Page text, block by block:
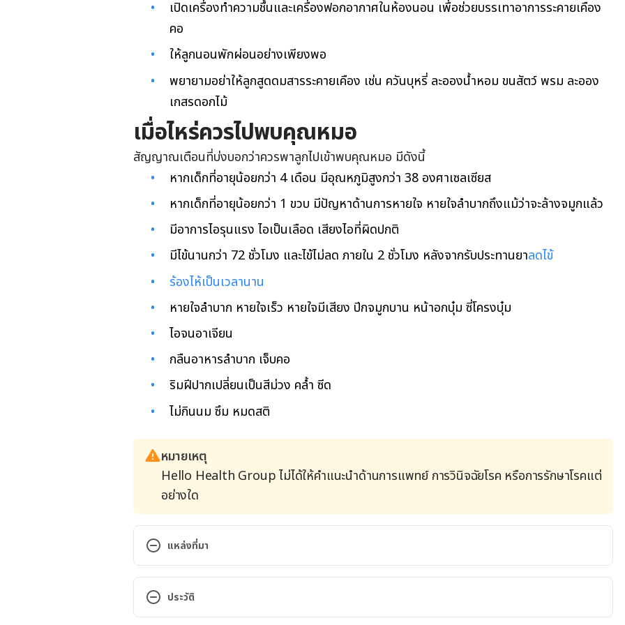
เปิดเครื่องทำความชื้นและเครื่องฟอกอากาศในห้องนอน เพื่อช่วยบรรเทาอาการระคายเคือง
คอ
ให้ลูกนอนพักผ่อนอย่างเพียงพอ
พยายามอย่าให้ลูกสูดดมสารระคายเคือง เช่น ควันบุหรี่ ละอองน้ำหอม ขนสัตว์พรม ละออง
เกสรดอกไม้
เมื่อไหร่ควรไปพบคุณหมอ
สัญญาณเตือนที่บ่งบอกว่าควรพาลูกไปเข้าพบคุณหมอ มีดังนี้
หากเด็กที่อายุน้อยกว่า 4 เดือน มีอุณหภูมิสูงกว่า 38 องศาเซลเซียส
หากเด็กที่อายุน้อยกว่า 1 ขวบ มีปัญหาด้านการหายใจ หายใจลำบากถึงแม้ว่าจะล้างจมูกแล้ว
มีอาการไอรุนแรง ไอเป็นเลือด เสียงไอที่ผิดปกติ
มีไข้นานกว่า 72 ชั่วโมง และไข้ไม่ลด ภายใน 2 ชั่วโมง หลังจากรับประทานยาลดไข้
ร้องไห้เป็นเวลานาน
หายใจลำบาก หายใจเร็ว หายใจมีเสียง ปีกจมูกบาน หน้าอกบุ๋ม ซี่โครงบุ๋ม
ไอจนอาเจียน
กลืนอาหารลำบาก เจ็บคอ
ริมฝีปากเปลี่ยนเป็นสีม่วง คล้ำ ซีด
ไม่กินนม ซึม หมดสติ
หมายเหตุ
Hello Health Group ไม่ได้ให้คำแนะนำด้านการแพทย์ การวินิจฉัยโรค หรือการรักษาโรคแต่
อย่างใด
แหล่งที่มา
Colds, coughs and ear infections in children.
https://www.nhs.uk/conditions/baby/health/colds-coughs-and-ear-infections-in-
children/
ประวัติ